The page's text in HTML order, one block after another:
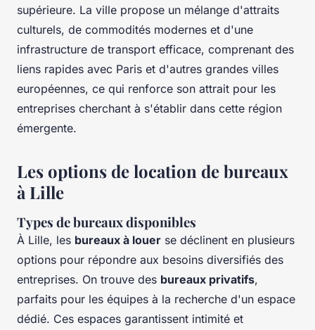
supérieure. La ville propose un mélange d'attraits
culturels, de commodités modernes et d'une
infrastructure de transport efficace, comprenant des
liens rapides avec Paris et d'autres grandes villes
européennes, ce qui renforce son attrait pour les
entreprises cherchant à s'établir dans cette région
émergente.
Les options de location de bureaux
à Lille
Types de bureaux disponibles
À Lille, les bureaux à louer se déclinent en plusieurs
options pour répondre aux besoins diversifiés des
entreprises. On trouve des bureaux privatifs,
parfaits pour les équipes à la recherche d'un espace
dédié. Ces espaces garantissent intimité et